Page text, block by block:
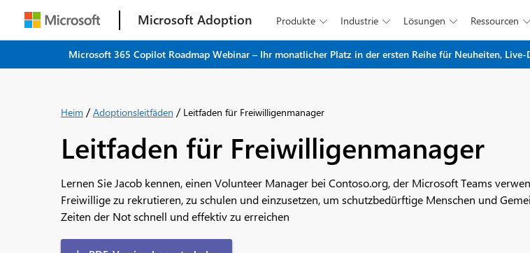
Zum Hauptinhalt springen
Microsoft Adoption Produkte  Industrie  Lösungen  Ressourcen 
Microsoft 365 Copilot Roadmap Webinar – Ihr monatlicher Platz in der ersten Reihe für Neuheiten,
Heim /Adoptionsleitfäden / Leitfaden für Freiwilligenmanager
Leitfaden für Freiwilligenmanager
Lernen Sie Jacob kennen, einen Volunteer Manager bei Contoso.org, der Microsoft Teams
Freiwillige zu rekrutieren, zu schulen und einzusetzen, um schutzbedürftige Menschen und
Zeiten der Not schnell und effektiv zu erreichen